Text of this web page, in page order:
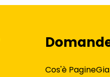
Cos'è